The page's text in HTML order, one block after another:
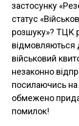
застосунку
статус
розшуку»? ТЦК
відмовляються
військовий
незаконно
посилаючись на
обмежено
помилок!